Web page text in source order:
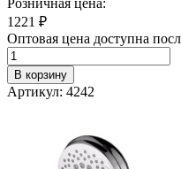
1221 ₽
Оптовая цена доступна
В корзину
Артикул: 4242